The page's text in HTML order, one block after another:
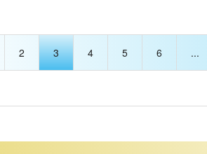
2 3 4 5 6 ...